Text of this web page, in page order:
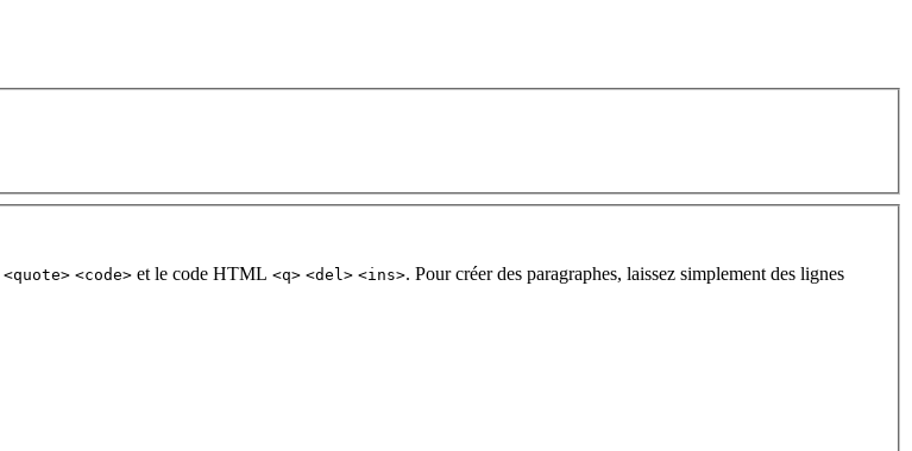
<quote> <code> et le code HTML <q> <del> <ins>. Pour créer des paragraphes, laissez simplement des lignes